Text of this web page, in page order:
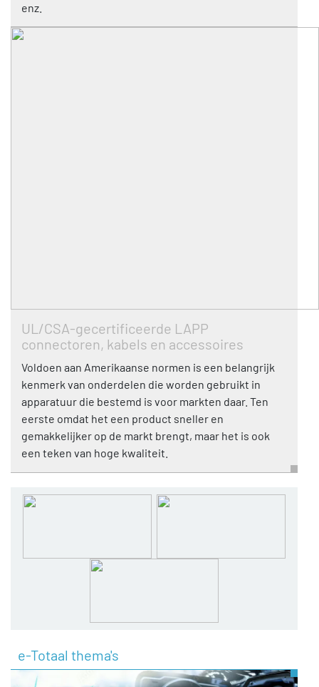
enz.
UL/CSA-gecertificeerde LAPP
connectoren, kabels en accessoires
Voldoen aan Amerikaanse normen is een belangrijk
kenmerk van onderdelen die worden gebruikt in
apparatuur die bestemd is voor markten daar. Ten
eerste omdat het een product sneller en
gemakkelijker op de markt brengt, maar het is ook
een teken van hoge kwaliteit.
e-Totaal thema's